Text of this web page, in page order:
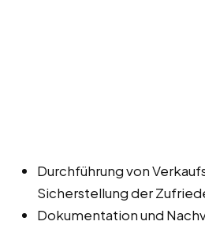
Durchführung von
Sicherstellung der
Dokumentation und